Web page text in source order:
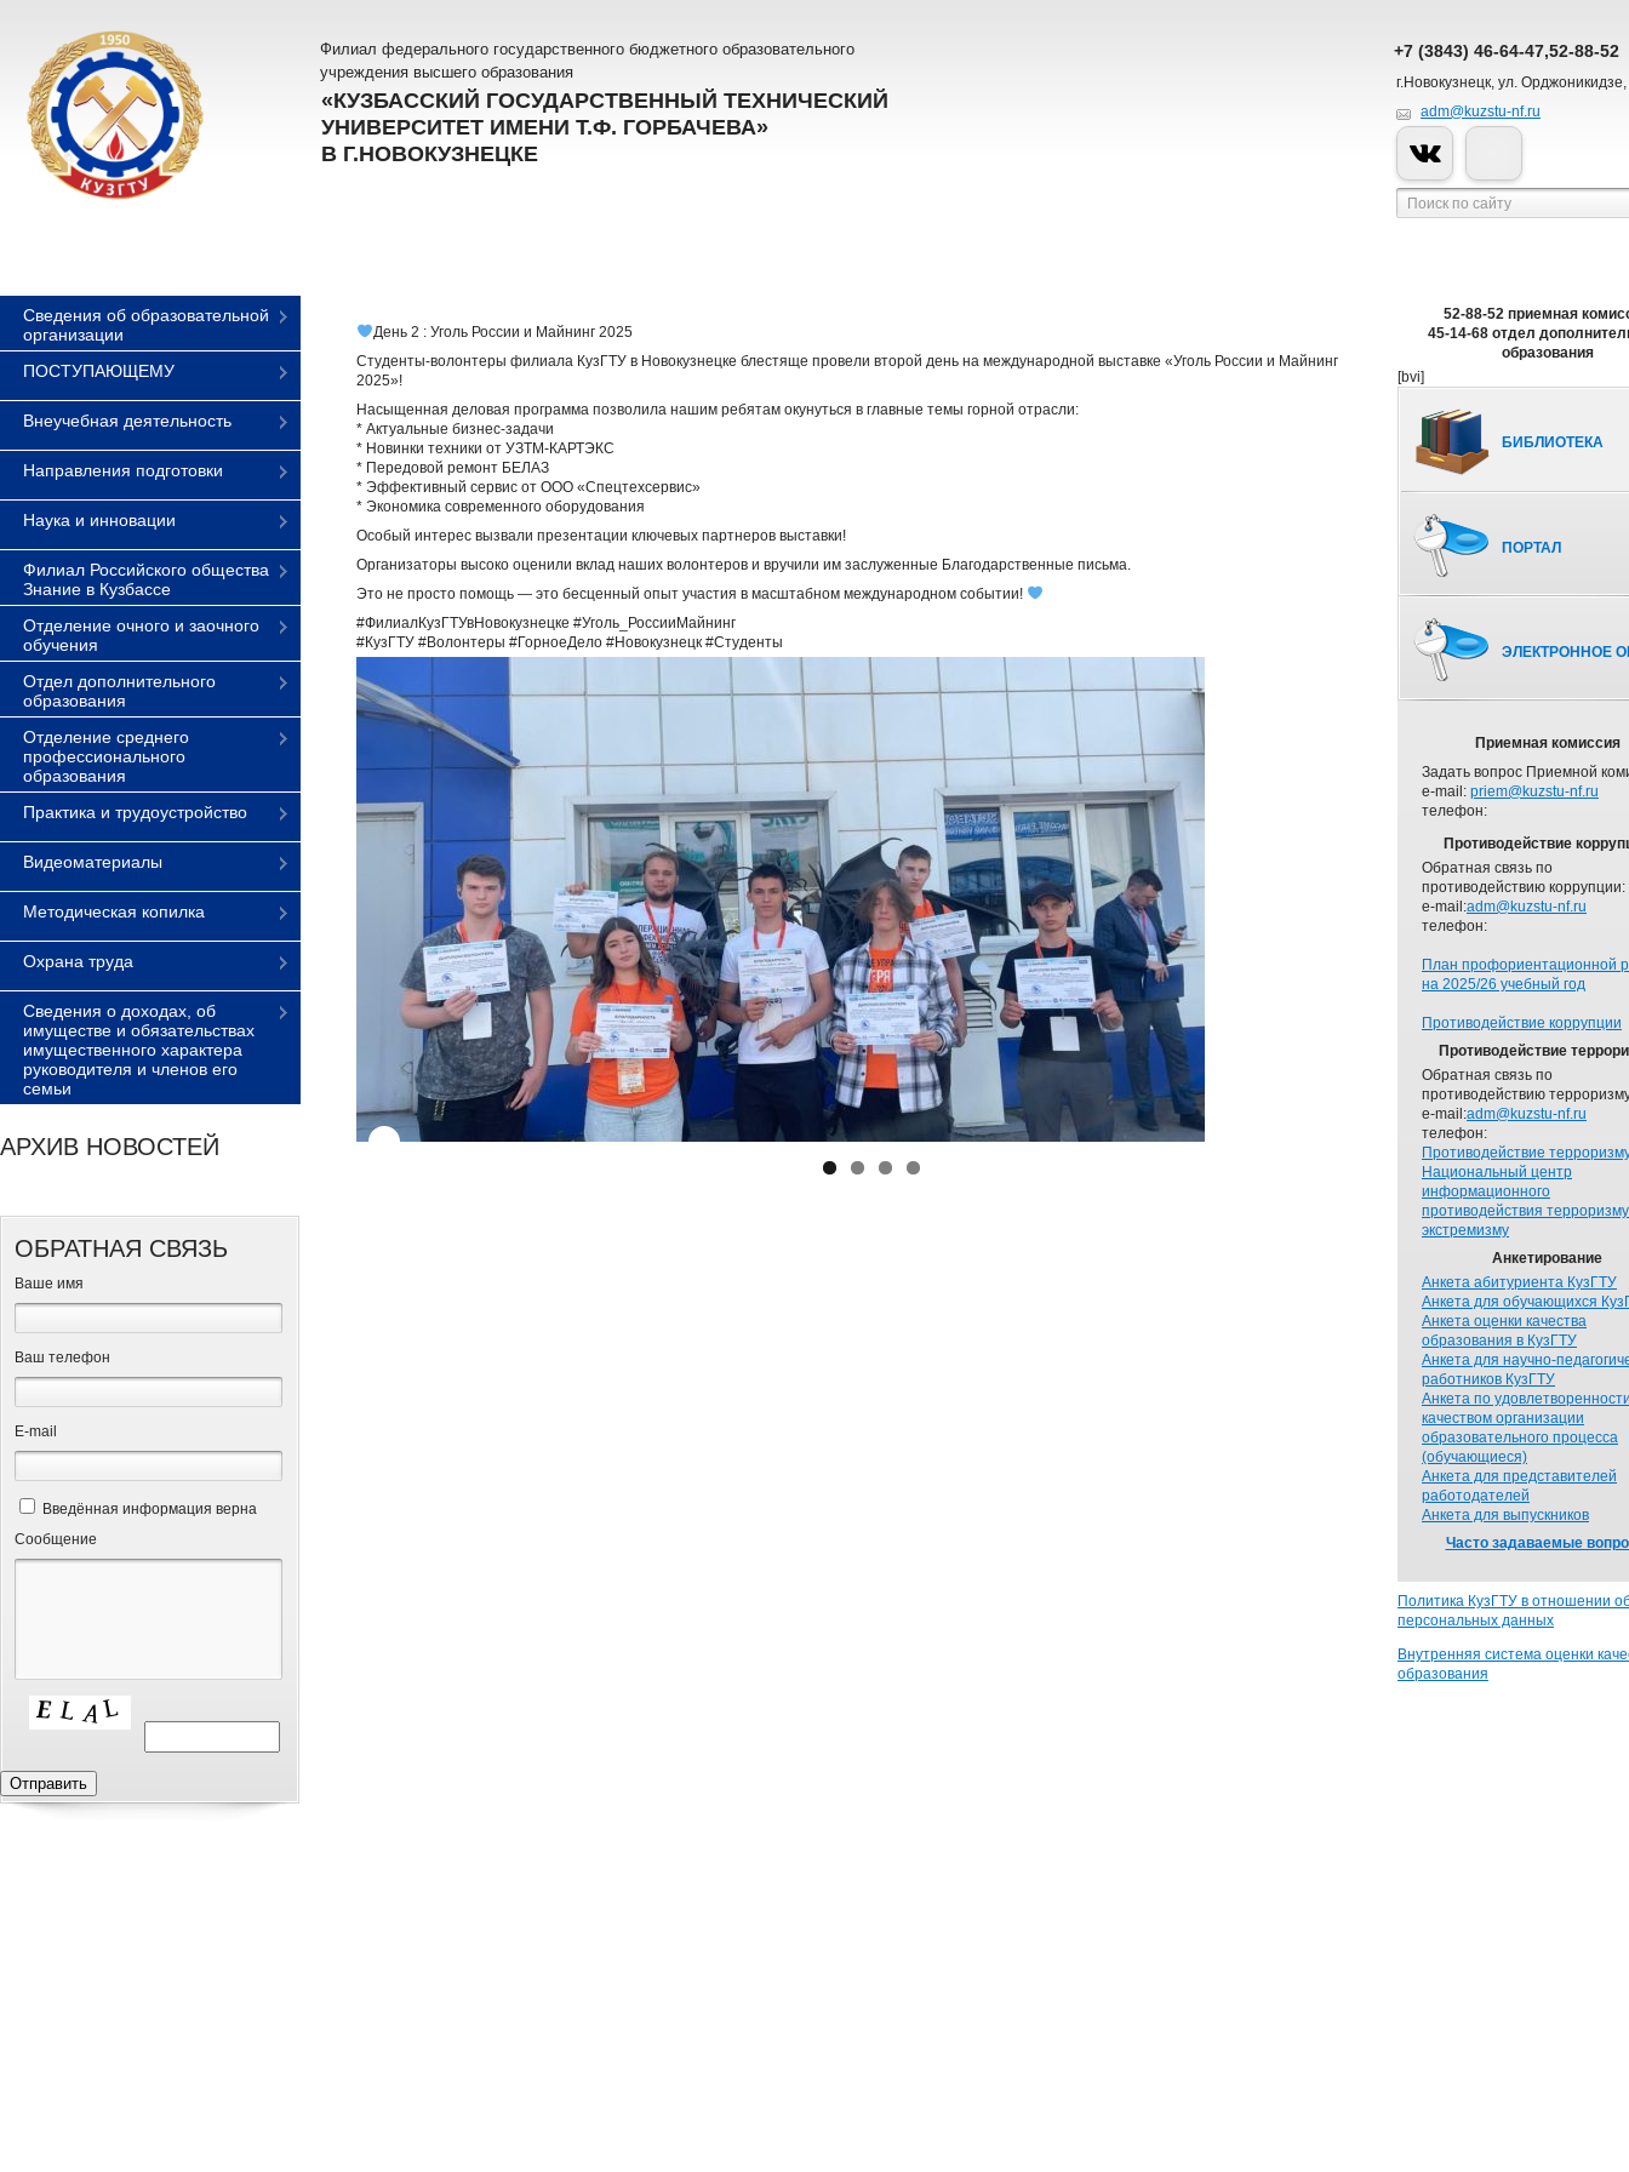
Филиал федерального государственного бюджетного образовательного
учреждения высшего образования
«КУЗБАССКИЙ ГОСУДАРСТВЕННЫЙ ТЕХНИЧЕСКИЙ
УНИВЕРСИТЕТ ИМЕНИ Т.Ф. ГОРБАЧЕВА»
В Г.НОВОКУЗНЕЦКЕ
+7 (3843) 46-64-47,52-88-52
г.Новокузнецк, ул.
adm@kuzstu-nf.ru
Сведения об образовательной
организации
ПОСТУПАЮЩЕМУ
Внеучебная деятельность
Направления подготовки
Наука и инновации
Филиал Российского общества
Знание в Кузбассе
Отделение очного и заочного
обучения
Отдел дополнительного
образования
Отделение среднего
профессионального
образования
Практика и трудоустройство
Видеоматериалы
Методическая копилка
Охрана труда
Сведения о доходах, об
имуществе и обязательствах
имущественного характера
руководителя и членов его
семьи
АРХИВ НОВОСТЕЙ
ОБРАТНАЯ СВЯЗЬ
Ваше имя
Ваш телефон
Е-mail
Введённая информация верна
Сообщение
День 2 : Уголь России и Майнинг 2025
Студенты-волонтеры филиала КузГТУ в Новокузнецке блестяще провели второй день на международной выставке «Уголь России и Майнинг
2025»!
Насыщенная деловая программа позволила нашим ребятам окунуться в главные темы горной отрасли:
* Актуальные бизнес-задачи
* Новинки техники от УЗТМ-КАРТЭКС
* Передовой ремонт БЕЛАЗ
* Эффективный сервис от ООО «Спецтехсервис»
* Экономика современного оборудования
Особый интерес вызвали презентации ключевых партнеров выставки!
Организаторы высоко оценили вклад наших волонтеров и вручили им заслуженные Благодарственные письма.
Это не просто помощь — это бесценный опыт участия в масштабном международном событии!
#ФилиалКузГТУвНовокузнецке #Уголь_РоссииМайнинг
#КузГТУ #Волонтеры #ГорноеДело #Новокузнецк #Студенты
52-88-52 приемная
45-14-68 отдел
образования
[bvi]
БИБЛИОТЕКА
ПОРТАЛ
ЭЛЕКТРОННОЕ
Приемная комиссия
Задать вопрос Приемной
e-mail: priem@kuzstu-nf.ru
телефон:
Противодействие
Обратная связь по
противодействию коррупции:
e-mail:adm@kuzstu-nf.ru
телефон:
План профориентационной
на 2025/26 учебный год
Противодействие коррупции
Противодействие
Обратная связь по
противодействию
e-mail:adm@kuzstu-nf.ru
телефон:
Противодействие
Национальный центр
информационного
противодействия
экстремизму
Анкетирование
Анкета абитуриента КузГТУ
Анкета для обучающихся
Анкета оценки качества
образования в КузГТУ
Анкета для научно-
работников КузГТУ
Анкета по
качеством организации
образовательного процесса
(обучающиеся)
Анкета для представителей
работодателей
Анкета для выпускников
Часто задаваемые
Политика КузГТУ в отношении
персональных данных
Внутренняя система оценки
образования